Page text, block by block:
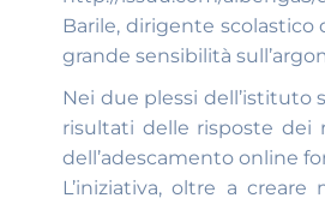
Barile, dirigente scolastico
grande sensibilità
Nei due plessi dell’istituto
risultati delle risposte dei
dell’adescamento online
L’iniziativa, oltre a